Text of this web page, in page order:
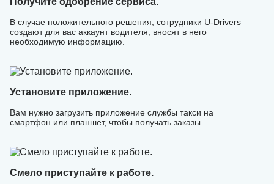
В случае положительного решения, сотрудники U-Drivers
создают для вас аккаунт водителя, вносят в него
необходимую информацию.
Установите приложение.
Вам нужно загрузить приложение службы такси на
смартфон или планшет, чтобы получать заказы.
Смело приступайте к работе.